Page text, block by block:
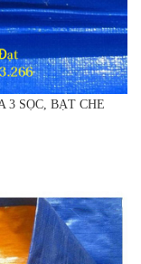
3 SỌC, BẠT CHE